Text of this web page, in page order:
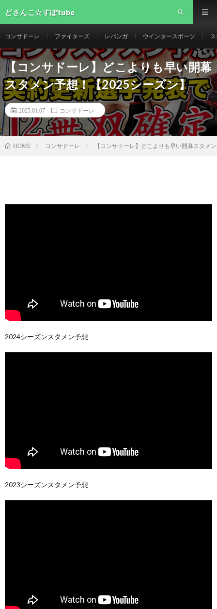
どさんこ☆すぽtube
コンサドーレ ファイターズ レバンガ ウインタースポーツ
【コンサドーレ】どこよりも早い開幕
スタメン予想！【2025シーズン】
2025.01.07 コンサドーレ
HOME コンサドーレ 【コンサドーレ】どこよりも早い開幕スタメ
2024シーズンスタメン予想
2023シーズンスタメン予想